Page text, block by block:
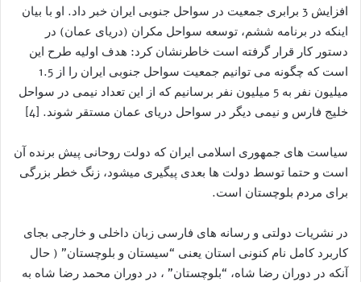
افزایش 3 برابری جمعیت در سواحل جنوبی ایران خبر داد. او با بیان
اینکه در برنامه ششم، توسعه سواحل مکران (دریای عمان) در
دستور کار قرار گرفته است خاطرنشان کرد: هدف اولیه طرح این
است که چگونه می توانیم جمعیت سواحل جنوبی ایران را از 1.5
میلیون نفر به 5 میلیون نفر برسانیم که از این تعداد نیمی در سواحل
خلیج فارس و نیمی دیگر در سواحل دریای عمان مستقر شوند. [4]
سیاست های جمهوری اسلامی ايران که دولت روحانی پيش برنده آن
است و حتما توسط دولت ها بعدی پیگیری میشود، زنگ خطر بزرگی
برای مردم بلوچستان است.
در نشریات دولتی و رسانه های فارسی زبان داخلی و خارجی بجای
کاربرد کامل نام کنونی استان يعنی “سیستان و بلوچستان” ( حال
آنکه در دوران رضا شاه، “بلوچستان” ، در دوران محمد رضا شاه به